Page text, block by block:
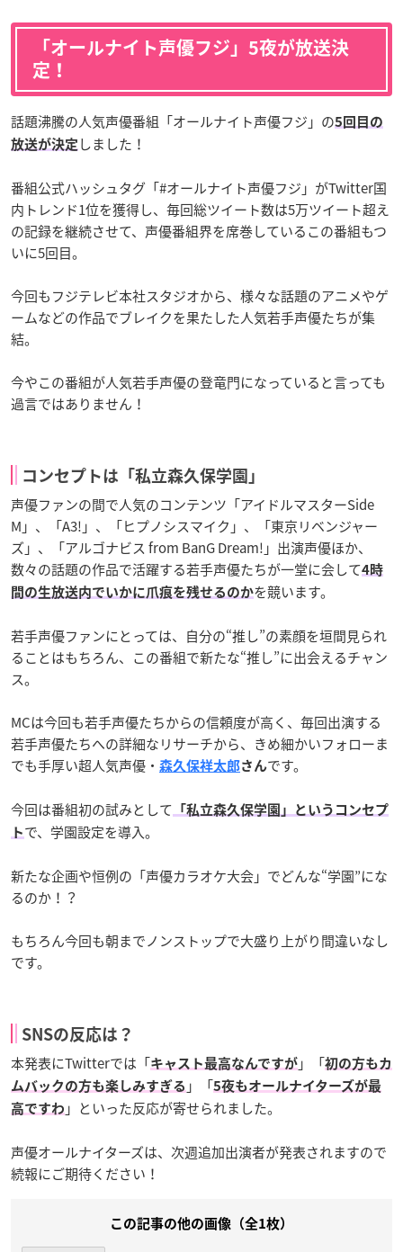
「オールナイト声優フジ」5夜が放送決
定！
話題沸騰の人気声優番組「オールナイト声優フジ」の5回目の
放送が決定 しました！
番組公式ハッシュタグ「#オールナイト声優フジ」がTwitter国
内トレンド1位を獲得し、毎回総ツイート数は5万ツイート超え
の記録を継続させて、声優番組界を席巻しているこの番組もつ
いに5回目。
今回もフジテレビ本社スタジオから、様々な話題のアニメやゲ
ームなどの作品でブレイクを果たした人気若手声優たちが集
結。
今やこの番組が人気若手声優の登竜門になっていると言っても
過言ではありません！
コンセプトは「私立森久保学園」
声優ファンの間で人気のコンテンツ「アイドルマスターSide
M」、「A3!」、「ヒプノシスマイク」、「東京リベンジャー
ズ」、「アルゴナビス from BanG Dream!」出演声優ほか、
数々の話題の作品で活躍する若手声優たちが一堂に会して4時
間の生放送内でいかに爪痕を残せるのかを競います。
若手声優ファンにとっては、自分の“推し”の素顔を垣間見られ
ることはもちろん、この番組で新たな“推し”に出会えるチャン
ス。
MCは今回も若手声優たちからの信頼度が高く、毎回出演する
若手声優たちへの詳細なリサーチから、きめ細かいフォローま
でも手厚い超人気声優・ 森久保祥太郎さんです。
今回は番組初の試みとして 「私立森久保学園」というコンセプ
ト で、学園設定を導入。
新たな企画や恒例の「声優カラオケ大会」でどんな“学園”にな
るのか！？
もちろん今回も朝までノンストップで大盛り上がり間違いなし
です。
SNSの反応は？
本発表にTwitterでは「キャスト最高なんですが 」「初の方もカ
ムバックの方も楽しみすぎる 」「5夜もオールナイターズが最
高ですわ 」といった反応が寄せられました。
声優オールナイターズは、次週追加出演者が発表されますので
続報にご期待ください！
この記事の他の画像（全1枚）